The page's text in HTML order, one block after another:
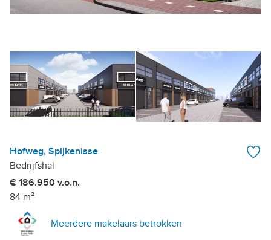
Hofweg, Spijkenisse
Bedrijfshal
€ 186.950 v.o.n.
84 m²
Meerdere makelaars betrokken